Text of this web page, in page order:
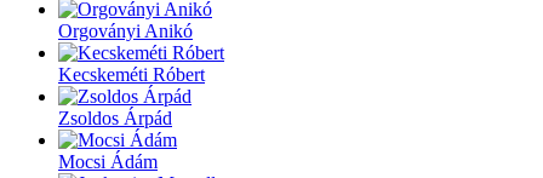
Orgoványi Anikó
Kecskeméti Róbert
Zsoldos Árpád
Mocsi Ádám